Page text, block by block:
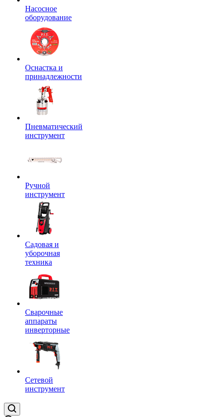
Насосное
оборудование
Оснастка и
принадлежности
Пневматический
инструмент
Ручной
инструмент
Садовая и
уборочная
техника
Сварочные
аппараты
инверторные
Сетевой
инструмент